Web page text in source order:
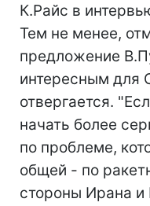
К.Райс в
Тем не менее,
предложение
интересным для
отвергается.
начать более
по проблеме,
общей - по
стороны Ирана и